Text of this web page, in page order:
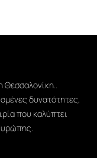
Θεσσαλονίκη..
δυνατότητες,
που καλύπτει